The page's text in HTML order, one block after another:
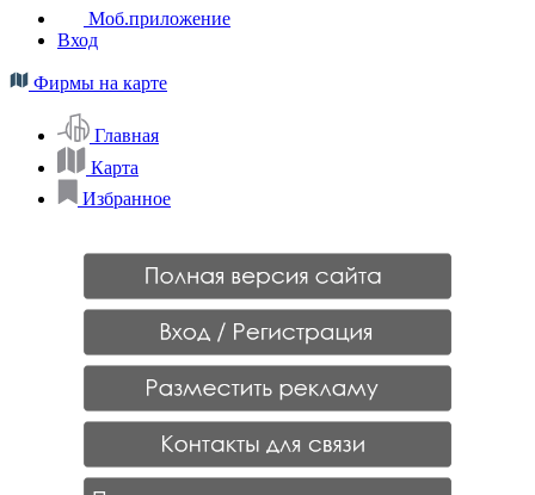
Моб.приложение
Вход
Фирмы на карте
Главная
Карта
Избранное